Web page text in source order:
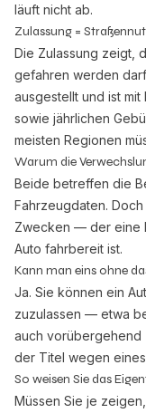
läuft nicht ab.
Zulassung =
Die Zulassung zeigt,
gefahren werden
ausgestellt und ist
sowie jährlichen
meisten Regionen
Warum die
Beide betreffen die
Fahrzeugdaten.
Zwecken — der eine
Auto fahrbereit ist.
Kann man eins ohne
Ja. Sie können ein
zuzulassen — etwa
auch vorübergehend
der Titel wegen
So weisen Sie das
Müssen Sie je